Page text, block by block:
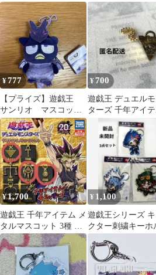
業
¥777
【プライズ】遊戯王
サンリオ マスコッ
ト バッドばつ丸
¥700
遊戯王 デュエル
ターズ 千年アイ
タルマスコット 千
ズル
¥1,700
遊戯王 千年アイテム メ
タルマスコット 3種 千
年パズル リング
¥ 1,100
遊戯王シリーズ
クター刺繍キーホ
ー 【新品3種セ
ト】